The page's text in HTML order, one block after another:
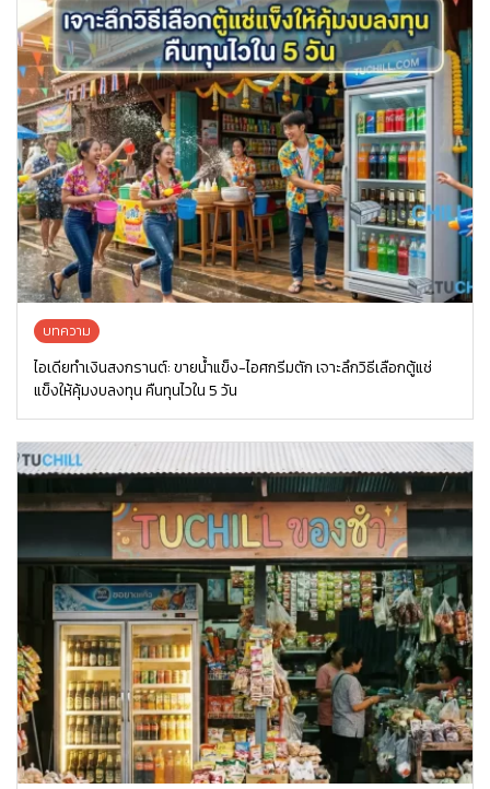
บทความ
ไอเดียทำเงินสงกรานต์: ขายน้ำแข็ง-ไอศกรีมตัก เจาะลึกวิธีเลือกตู้แช่
แข็งให้คุ้มงบลงทุน คืนทุนไวใน 5 วัน